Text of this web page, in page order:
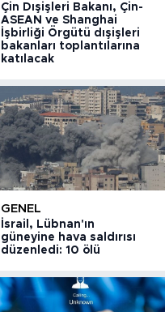
Çin Dışişleri Bakanı, Çin-
ASEAN ve Shanghai
İşbirliği Örgütü dışişleri
bakanları toplantılarına
katılacak
GENEL
İsrail, Lübnan'ın
güneyine hava saldırısı
düzenledi: 10 ölü